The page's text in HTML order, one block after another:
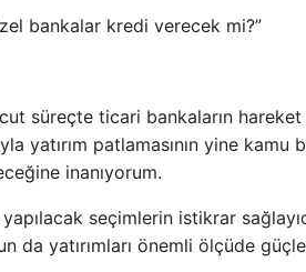
bankalar kredi verecek mi?”
süreçte ticari bankaların hareket
yatırım patlamasının yine kamu
inanıyorum.
seçimlerin istikrar
da yatırımları önemli ölçüde